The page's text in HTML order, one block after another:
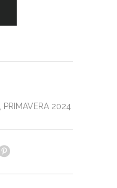
PRIMAVERA 2024